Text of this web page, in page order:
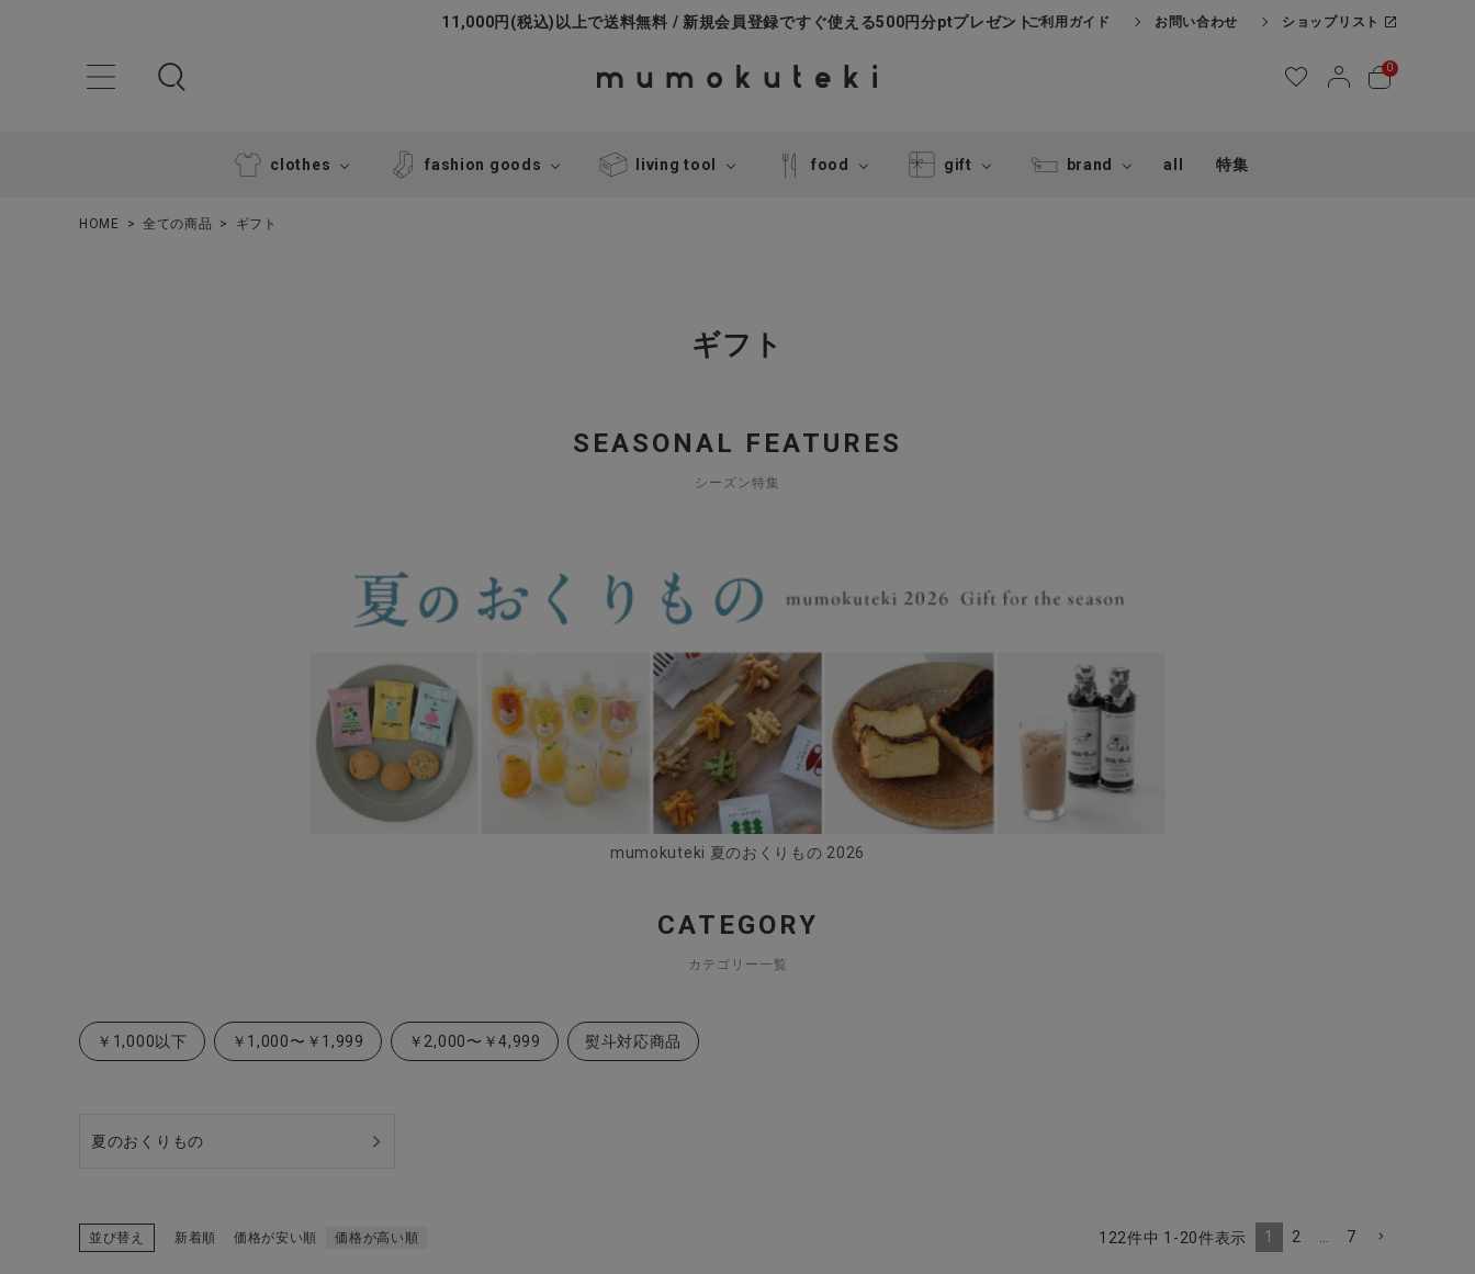
11,000円(税込)以上で送料無料 / 新規会員登録ですぐ使える500円分ptプレゼントご利用ガイド お問い合わせ ショップリスト
0
clothes fashion goods living tool food gift brand all 特集
全ての商品
お問い合わせ
HOME 全ての商品 ギフト
ギフト
SEASONAL FEATURES
シーズン特集
mumokuteki 夏のおくりもの 2026
CATEGORY
カテゴリー一覧
￥1,000以下 ￥1,000〜￥1,999 ￥2,000〜￥4,999 熨斗対応商品
夏のおくりもの
並び替え 新着順 価格が安い順 価格が高い順 122件中 1 -20件表示 1 2 … 7